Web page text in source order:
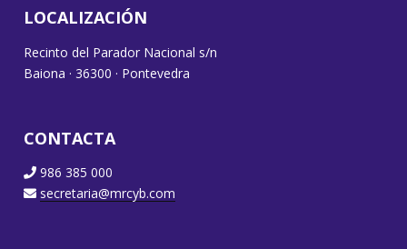
LOCALIZACIÓN
Recinto del Parador Nacional s/n
Baiona · 36300 · Pontevedra
CONTACTA
986 385 000
secretaria@mrcyb.com